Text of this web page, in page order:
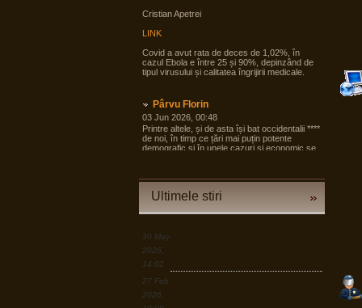
Cristian Apetrei
LINK
Covid a avut rata de deces de 1,02%, în
cazul Ebola e între 25 și 90%, depinzând de
tipul virusului și calitatea îngrijirii medicale.
Pârvu Florin
03 Jun 2026, 00:48
Printre altele, și de asta își bat occidentalii ****
de noi, în timp ce țări mai puțin potente
demografic și în unele cazuri și economic se
din societate, noi încă dezbatem cine e
războiul cea mai bună resursă a Europei sunt
Pârvu Florin
19 Mar 2026, 00:50
Ultimele stiri
30 May
2026,
14:02
27 Feb
2026,